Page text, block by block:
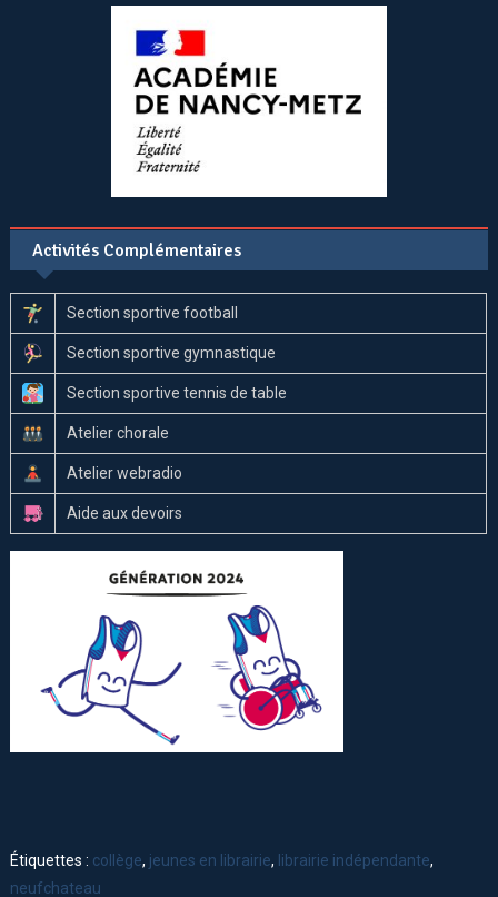
Activités Complémentaires
Section sportive football
Section sportive gymnastique
Section sportive tennis de table
Atelier chorale
Atelier webradio
Aide aux devoirs
Étiquettes : collège, jeunes en librairie, librairie indépendante,
neufchateau